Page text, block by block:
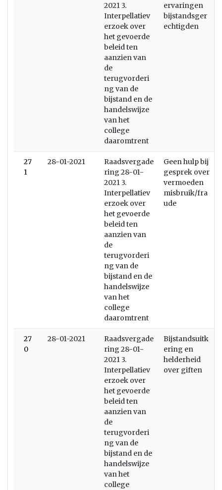
2021 3.
Interpellatiev
erzoek over
het gevoerde
beleid ten
aanzien van
de
terugvorderi
ng van de
bijstand en de
handelswijze
van het
college
daaromtrent
ervaringen
bijstandsger
echtigden
27
1
28-01-2021
Raadsvergade
ring 28-01-
2021 3.
Interpellatiev
erzoek over
het gevoerde
beleid ten
aanzien van
de
terugvorderi
ng van de
bijstand en de
handelswijze
van het
college
daaromtrent
Geen hulp bij
gesprek over
vermoeden
misbruik/fra
ude
27
0
28-01-2021
Raadsvergade
ring 28-01-
2021 3.
Interpellatiev
erzoek over
het gevoerde
beleid ten
aanzien van
de
terugvorderi
ng van de
bijstand en de
handelswijze
van het
college
Bijstandsuitk
ering en
helderheid
over giften